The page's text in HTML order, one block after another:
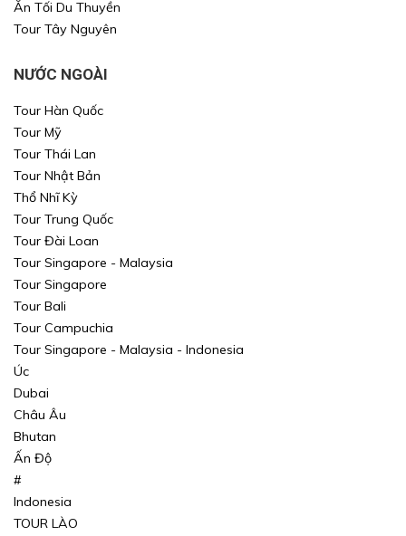
Ăn Tối Du Thuyền
Tour Tây Nguyên
NƯỚC NGOÀI
Tour Hàn Quốc
Tour Mỹ
Tour Thái Lan
Tour Nhật Bản
Thổ Nhĩ Kỳ
Tour Trung Quốc
Tour Đài Loan
Tour Singapore - Malaysia
Tour Singapore
Tour Bali
Tour Campuchia
Tour Singapore - Malaysia - Indonesia
Úc
Dubai
Châu Âu
Bhutan
Ấn Độ
#
Indonesia
TOUR LÀO